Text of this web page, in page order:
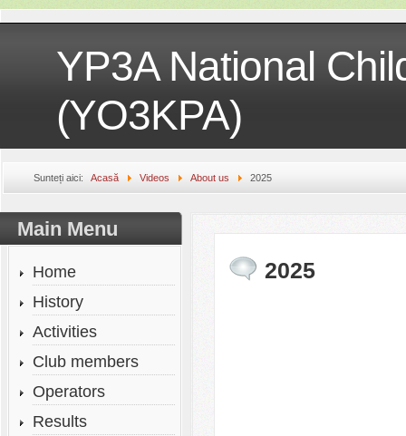
YP3A National
(YO3KPA)
Sunteți aici: Acasă Videos About us 2025
Main Menu
Home
History
Activities
Club members
Operators
Results
2025